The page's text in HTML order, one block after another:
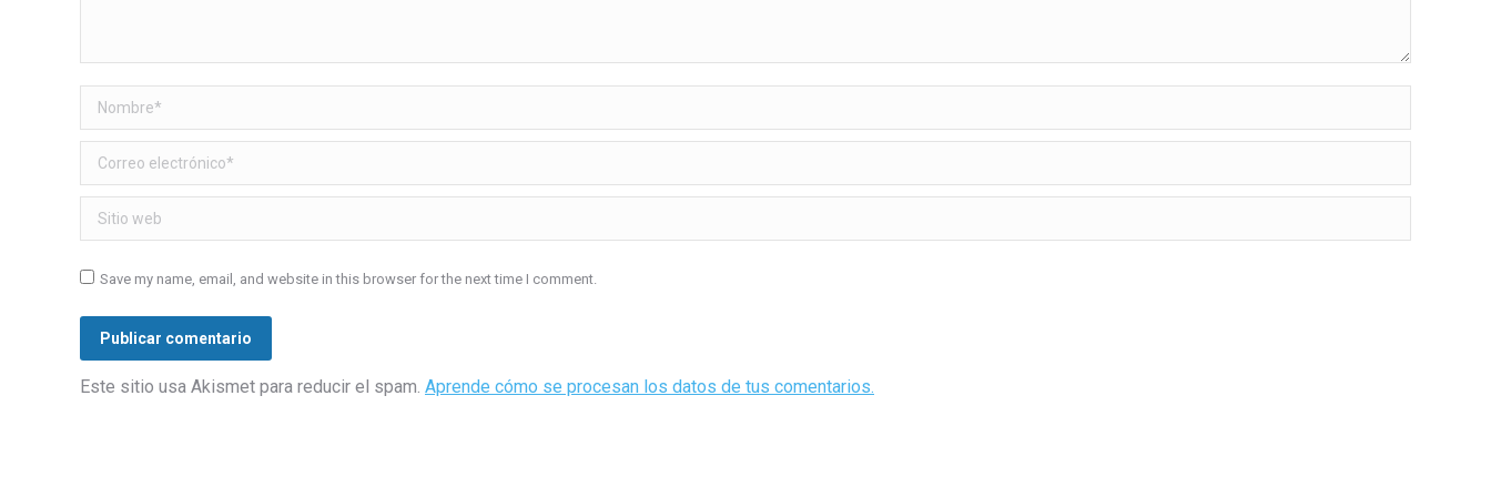
Nombre *
Correo electrónico *
Sitio web
Save my name, email, and website in this browser for the next time I comment.
Publicar comentario
Este sitio usa Akismet para reducir el spam. Aprende cómo se procesan los datos de tus comentarios.